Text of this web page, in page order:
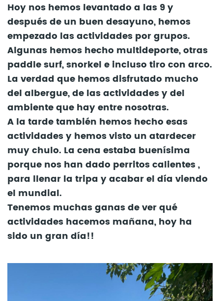
Hoy nos hemos levantado a las 9 y
después de un buen desayuno, hemos
empezado las actividades por grupos.
Algunas hemos hecho multideporte, otras
paddle surf, snorkel e incluso tiro con arco.
La verdad que hemos disfrutado mucho
del albergue, de las actividades y del
ambiente que hay entre nosotras.
A la tarde también hemos hecho esas
actividades y hemos visto un atardecer
muy chulo. La cena estaba buenísima
porque nos han dado perritos calientes ,
para llenar la tripa y acabar el día viendo
el mundial.
Tenemos muchas ganas de ver qué
actividades hacemos mañana, hoy ha
sido un gran día!!